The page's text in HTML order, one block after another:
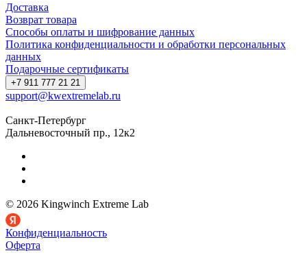
Доставка
Возврат товара
Способы оплаты и шифрование данных
Политика конфиденциальности и обработки персональных
данных
Подарочные сертификаты
+7 911 777 21 21
support@kwextremelab.ru
Санкт-Петербург
Дальневосточный пр., 12к2
© 2026 Kingwinch Extreme Lab
Конфиденциальность
Оферта